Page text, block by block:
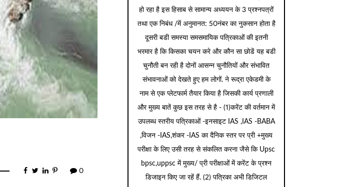
0
हो रहा है इस हिसाब से सामान्य अध्ययन के 3 प्रश्नपत्रों
तथा एक निबंध /में अनुमानत: 50नंबर का नुकसान होता है
दूसरी बडी समस्या समसमायिक पत्रिकाओं की इतनी
भरमार है कि किसका चयन करे और कौन सा छोडें यह बडी
चुनौती बन रही है दोनों आसन्न चुनौतियों और संभावित
संभावनाओं को देखते हुए हम लोगों. ने रूद्रा एकेडमी के
नाम से एक प्लेटफार्म तैयार किया है जिसकी कार्य प्रणाली
और मुख्य बातें कुछ इस तरह से है - (1)करेंट की वर्तमान में
उपलब्ध स्तरीय पत्रिकाओं -इनसाइट IAS ,IAS -BABA
,विजन -IAS,शंकर -IAS का दैनिक स्तर पर प्री +मुख्य
परीक्षा के लिए उसी तरह से संकलित करना जैसे कि Upsc
bpsc,uppsc में मुख्य/ प्री परीक्षाओं में करेंट के प्रश्न
डिजाइन किए जा रहें हैं. (2) पत्रिका अभी डिजिटल